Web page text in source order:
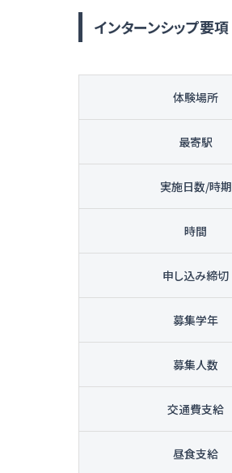
インターンシップ要項
体験場所
最寄駅
実施日数/時期
時間
申し込み締切
募集学年
募集人数
交通費支給
昼食支給